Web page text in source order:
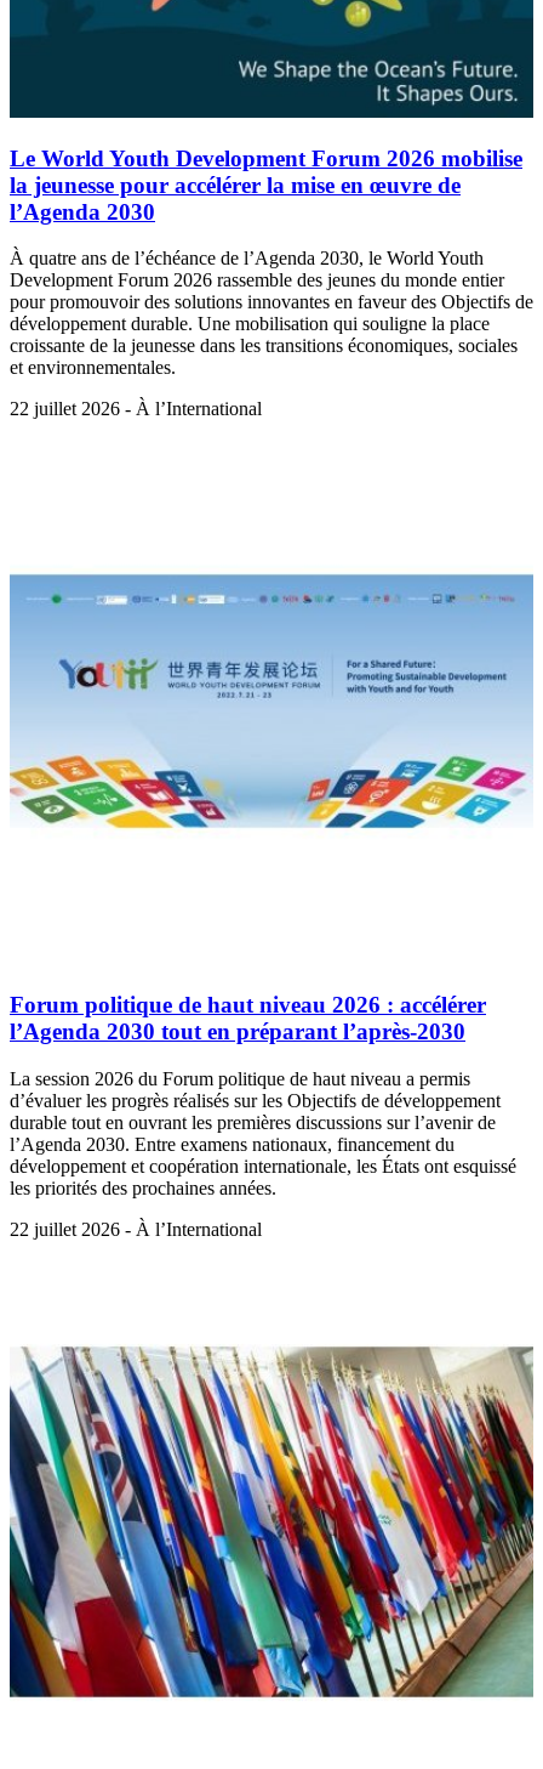
Le World Youth Development Forum 2026 mobilise
la jeunesse pour accélérer la mise en œuvre de
l’Agenda 2030
À quatre ans de l’échéance de l’Agenda 2030, le World Youth
Development Forum 2026 rassemble des jeunes du monde entier
pour promouvoir des solutions innovantes en faveur des Objectifs de
développement durable. Une mobilisation qui souligne la place
croissante de la jeunesse dans les transitions économiques, sociales
et environnementales.
22 juillet 2026 - À l’International
Forum politique de haut niveau 2026 : accélérer
l’Agenda 2030 tout en préparant l’après-2030
La session 2026 du Forum politique de haut niveau a permis
d’évaluer les progrès réalisés sur les Objectifs de développement
durable tout en ouvrant les premières discussions sur l’avenir de
l’Agenda 2030. Entre examens nationaux, financement du
développement et coopération internationale, les États ont esquissé
les priorités des prochaines années.
22 juillet 2026 - À l’International